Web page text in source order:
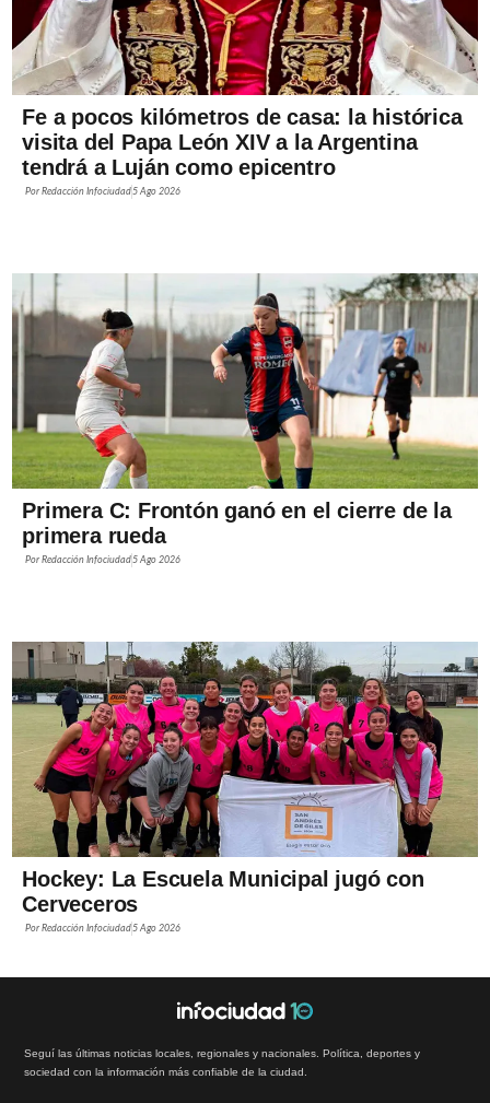
Fe a pocos kilómetros de casa: la histórica
visita del Papa León XIV a la Argentina
tendrá a Luján como epicentro
PorRedacción Infociudad 5 Ago 2026
Primera C: Frontón ganó en el cierre de la
primera rueda
PorRedacción Infociudad 5 Ago 2026
Hockey: La Escuela Municipal jugó con
Cerveceros
PorRedacción Infociudad 5 Ago 2026
Seguí las últimas noticias locales, regionales y nacionales. Política, deportes y
sociedad con la información más confiable de la ciudad.